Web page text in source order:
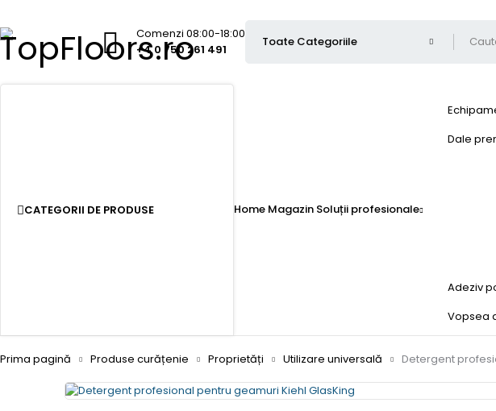
Comenzi 08:00-18:00
+4 0 750 261 491
CATEGORII DE PRODUSE Home Magazin Soluții profesionale
Dale
Adeziv
Vopsea
Prima pagină Produse curățenie Proprietăți Utilizare universală
Detergent